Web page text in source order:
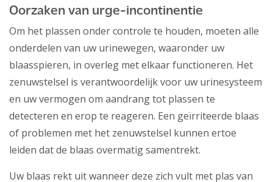
Oorzaken van urge-incontinentie
Om het plassen onder controle te houden, moeten alle
onderdelen van uw urinewegen, waaronder uw
blaasspieren, in overleg met elkaar functioneren. Het
zenuwstelsel is verantwoordelijk voor uw urinesysteem
en uw vermogen om aandrang tot plassen te
detecteren en erop te reageren. Een geïrriteerde blaas
of problemen met het zenuwstelsel kunnen ertoe
leiden dat de blaas overmatig samentrekt.
Uw blaas rekt uit wanneer deze zich vult met plas van